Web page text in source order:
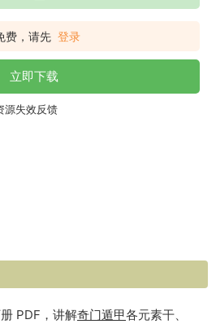
费，请先 登录
立即下载
源失效反馈
PDF，讲解奇门遁甲各元素干、